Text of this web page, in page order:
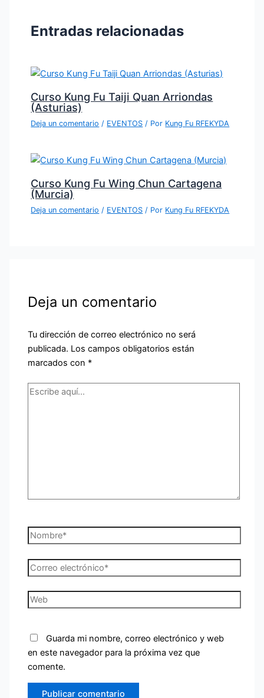
Entradas relacionadas
Curso Kung Fu Taiji Quan Arriondas
(Asturias)
Deja un comentario / EVENTOS / Por Kung Fu RFEKYDA
Curso Kung Fu Wing Chun Cartagena
(Murcia)
Deja un comentario / EVENTOS / Por Kung Fu RFEKYDA
Deja un comentario
Tu dirección de correo electrónico no será
publicada. Los campos obligatorios están
marcados con *
Escribe
Nombre*
Correo
electrónico*
Web
Guarda mi nombre, correo electrónico y web
en este navegador para la próxima vez que
comente.